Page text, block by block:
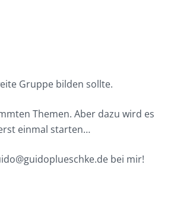
Gruppe bilden sollte.
Themen. Aber dazu wird es
einmal starten…
bei mir!